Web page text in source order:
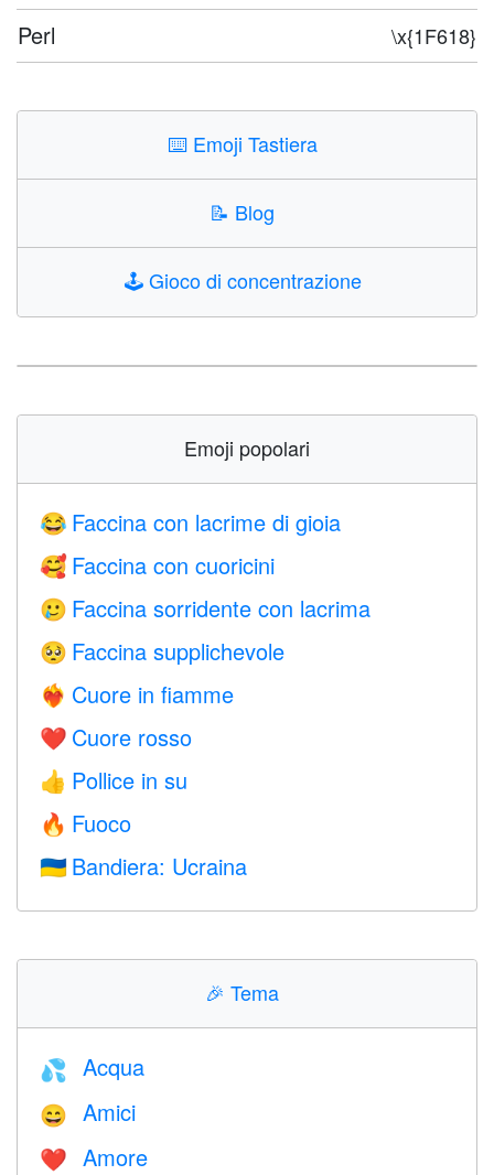
Perl \x{1F618}
⌨️ Emoji Tastiera
📝 Blog
🕹️Gioco di concentrazione
Emoji popolari
😂 Faccina con lacrime di gioia
🥰 Faccina con cuoricini
🥲 Faccina sorridente con lacrima
🥺 Faccina supplichevole
❤️‍🔥 Cuore in fiamme
❤️ Cuore rosso
👍 Pollice in su
🔥 Fuoco
🇺🇦 Bandiera: Ucraina
🎉 Tema
💦 Acqua
😄 Amici
❤️️ Amore